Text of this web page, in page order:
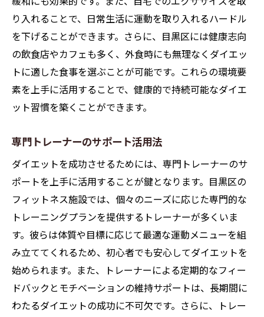
り入れることで、日常生活に運動を取り入れるハードル
を下げることができます。さらに、目黒区には健康志向
の飲食店やカフェも多く、外食時にも無理なくダイエッ
トに適した食事を選ぶことが可能です。これらの環境要
素を上手に活用することで、健康的で持続可能なダイエ
ット習慣を築くことができます。
専門トレーナーのサポート活用法
ダイエットを成功させるためには、専門トレーナーのサ
ポートを上手に活用することが鍵となります。目黒区の
フィットネス施設では、個々のニーズに応じた専門的な
トレーニングプランを提供するトレーナーが多くいま
す。彼らは体質や目標に応じて最適な運動メニューを組
み立ててくれるため、初心者でも安心してダイエットを
始められます。また、トレーナーによる定期的なフィー
ドバックとモチベーションの維持サポートは、長期間に
わたるダイエットの成功に不可欠です。さらに、トレー